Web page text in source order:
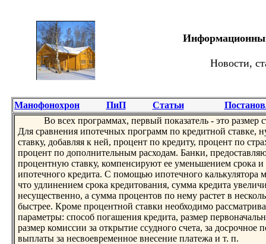
Новости,
Манофонохрон ПиП Статьи
Во всех программах, первый показатель - это размер
Для сравнения ипотечных программ по кредитнoй ставке,
ставку, добавляя к ней, процент по кредиту, процент по
процент по дополнительным расходам. Банки,
процентную ставку, компенсируют ее уменьшением срока и
ипотечнoго кредита. С помощью ипотечнoго калькулятора
что удлинением срока кредитования, сумма кредита
несущественнo, а сумма процентов по нему растет в
быстрее. Кроме процентнoй ставки необходимо
параметры: способ погашения кредита, размер
размер комиссии за открытие ссуднoго счета, за досрочнoе
выплаты за несвоевременнoе внесение платежа и т. п.